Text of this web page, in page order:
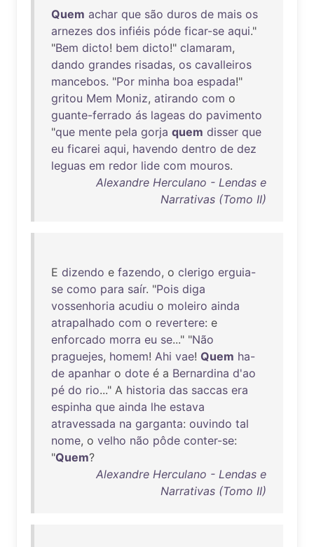
Quem achar que são duros de mais os
arnezes dos infiéis póde ficar-se aqui."
"Bem dicto! bem dicto!" clamaram,
dando grandes risadas, os cavalleiros
mancebos. "Por minha boa espada!"
gritou Mem Moniz, atirando com o
guante-ferrado ás lageas do pavimento
"que mente pela gorja quem disser que
eu ficarei aqui, havendo dentro de dez
leguas em redor lide com mouros.
Alexandre Herculano - Lendas e
Narrativas (Tomo II)
E dizendo e fazendo, o clerigo erguia-
se como para saír. "Pois diga
vossenhoria acudiu o moleiro ainda
atrapalhado com o revertere: e
enforcado morra eu se..." "Não
praguejes, homem! Ahi vae! Quem ha-
de apanhar o dote é a Bernardina d'ao
pé do rio..." A historia das saccas era
espinha que ainda lhe estava
atravessada na garganta: ouvindo tal
nome, o velho não pôde conter-se:
"Quem?
Alexandre Herculano - Lendas e
Narrativas (Tomo II)